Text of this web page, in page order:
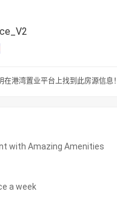
港湾置业平台上找到此房源信息！
with Amazing Amenities
a week